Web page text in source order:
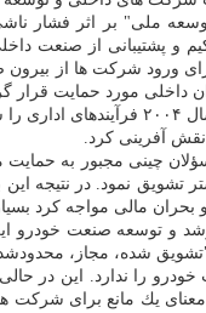
اصلاحات و توسعه ملی" بر
و پشتیبانی از صنعت
ورود شركت ها از
داخلی مورد حمایت قرار
از راه
آفرینی كرد.
مالی مواجه كرد
یك مانع برای شركت